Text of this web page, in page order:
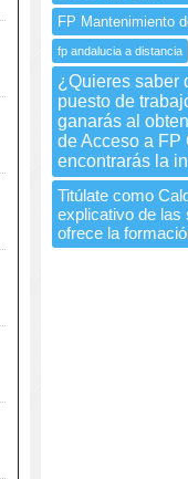
FP Mantenimiento
fp andalucia a distancia
¿Quieres saber
puesto de
ganarás al
de Acceso a FP
encontrarás la
Titúlate como
explicativo de las
ofrece la